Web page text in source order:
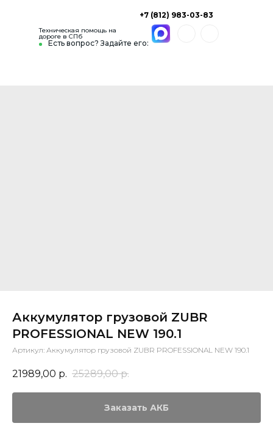
Есть вопрос? Задайте его:
+7 (812) 983-03-83
Техническая помощь на
дороге в СПб
Аккумулятор грузовой ZUBR
PROFESSIONAL NEW 190.1
Артикул: Аккумулятор грузовой ZUBR PROFESSIONAL NEW 190.1
21989,00 р. 25289,00 р.
Заказать АКБ